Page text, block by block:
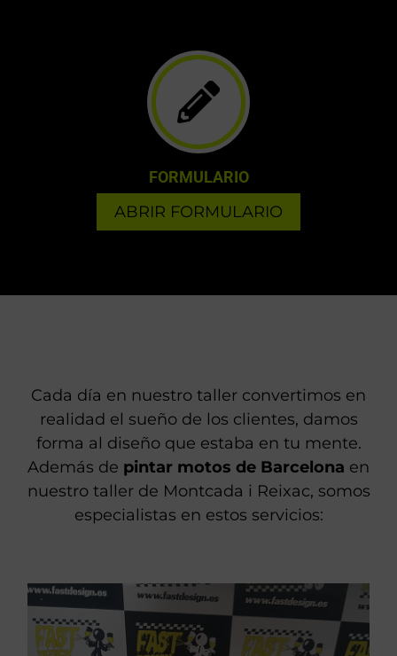
FORMULARIO
ABRIR FORMULARIO
Cada día en nuestro taller convertimos en
realidad el sueño de los clientes, damos
forma al diseño que estaba en tu mente.
Además de pintar motos de Barcelona en
nuestro taller de Montcada i Reixac, somos
especialistas en estos servicios: